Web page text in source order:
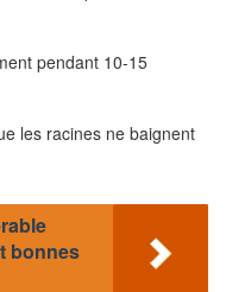
pendant 10-15
les racines ne baignent
bonnes